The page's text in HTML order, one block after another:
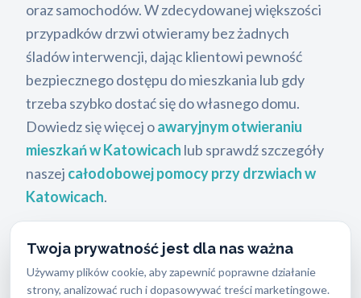
Twoja prywatność jest dla nas ważna
Używamy plików cookie, aby zapewnić poprawne działanie
strony, analizować ruch i dopasowywać treści marketingowe.
oraz samochodów. W zdecydowanej większości
przypadków drzwi otwieramy bez żadnych
śladów interwencji, dając klientowi pewność
bezpiecznego dostępu do mieszkania lub gdy
trzeba szybko dostać się do własnego domu.
Dowiedz się więcej oawaryjnym otwieraniu
mieszkań w Katowicach lub sprawdź szczegóły
naszej całodobowej pomocy przy drzwiach w
Katowicach.
Awaryjne otwieranie samochodów
Zatrzaśnięte kluczyki w aucie to sytuacja, która